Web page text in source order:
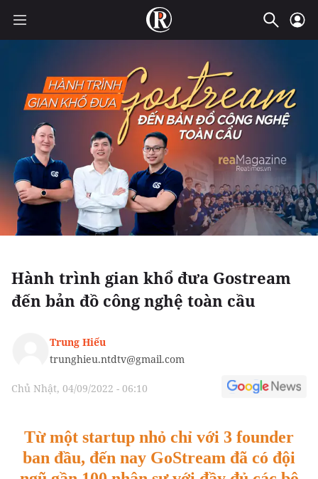
Hành trình gian khổ đưa Gostream
đến bản đồ công nghệ toàn cầu
Trung Hiếu
trunghieu.ntdtv@gmail.com
Chủ Nhật, 04/09/2022 - 06:10
Từ một startup nhỏ chỉ với 3 founder
ban đầu, đến nay GoStream đã có đội